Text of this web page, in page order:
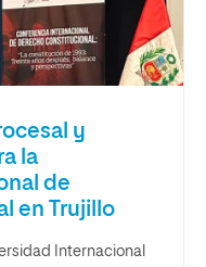
y
la
de
en Trujillo
Internacional